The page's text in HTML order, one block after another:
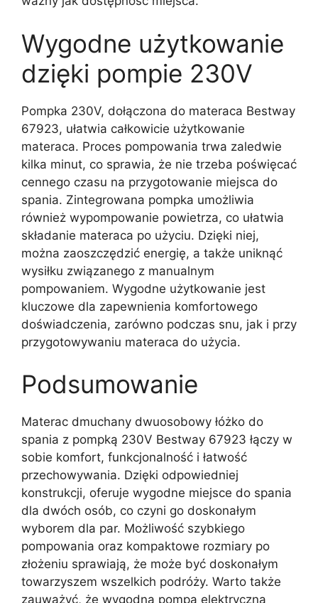
Wygodne użytkowanie
dzięki pompie 230V
Pompka 230V, dołączona do materaca Bestway
67923, ułatwia całkowicie użytkowanie
materaca. Proces pompowania trwa zaledwie
kilka minut, co sprawia, że nie trzeba poświęcać
cennego czasu na przygotowanie miejsca do
spania. Zintegrowana pompka umożliwia
również wypompowanie powietrza, co ułatwia
składanie materaca po użyciu. Dzięki niej,
można zaoszczędzić energię, a także uniknąć
wysiłku związanego z manualnym
pompowaniem. Wygodne użytkowanie jest
kluczowe dla zapewnienia komfortowego
doświadczenia, zarówno podczas snu, jak i przy
przygotowywaniu materaca do użycia.
Podsumowanie
Materac dmuchany dwuosobowy łóżko do
spania z pompką 230V Bestway 67923 łączy w
sobie komfort, funkcjonalność i łatwość
przechowywania. Dzięki odpowiedniej
konstrukcji, oferuje wygodne miejsce do spania
dla dwóch osób, co czyni go doskonałym
wyborem dla par. Możliwość szybkiego
pompowania oraz kompaktowe rozmiary po
złożeniu sprawiają, że może być doskonałym
towarzyszem wszelkich podróży. Warto także
zauważyć, że wygodna pompa elektryczna